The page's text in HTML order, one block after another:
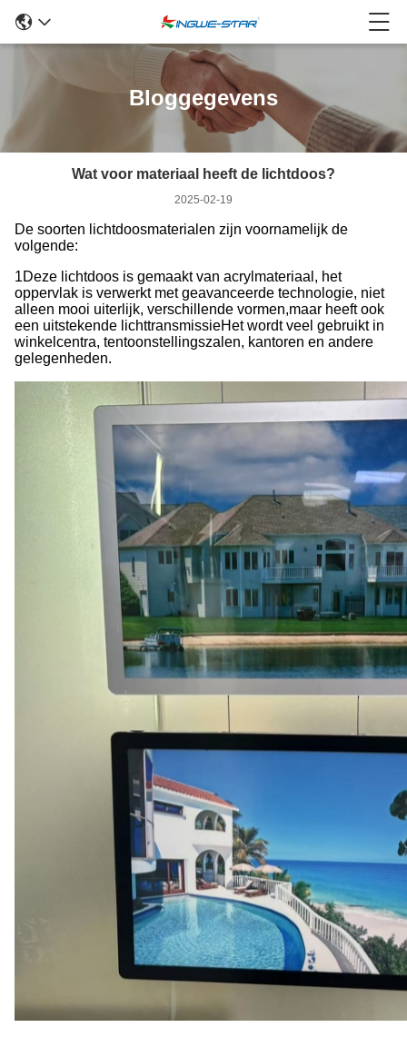
Bloggegevens
Wat voor materiaal heeft de lichtdoos?
2025-02-19
De soorten lichtdoosmaterialen zijn voornamelijk de
volgende:
1Deze lichtdoos is gemaakt van acrylmateriaal, het
oppervlak is verwerkt met geavanceerde technologie, niet
alleen mooi uiterlijk, verschillende vormen,maar heeft ook
een uitstekende lichttransmissieHet wordt veel gebruikt in
winkelcentra, tentoonstellingszalen, kantoren en andere
gelegenheden.